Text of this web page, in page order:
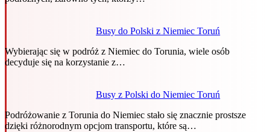
Busy do Polski z Niemiec Toruń
Wybierając się w podróż z Niemiec do Torunia, wiele osób
decyduje się na korzystanie z…
Busy z Polski do Niemiec Toruń
Podróżowanie z Torunia do Niemiec stało się znacznie prostsze
dzięki różnorodnym opcjom transportu, które są…